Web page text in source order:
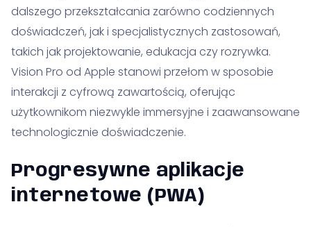
dalszego przekształcania zarówno codziennych
doświadczeń, jak i specjalistycznych zastosowań,
takich jak projektowanie, edukacja czy rozrywka.
Vision Pro od Apple stanowi przełom w sposobie
interakcji z cyfrową zawartością, oferując
użytkownikom niezwykle immersyjne i zaawansowane
technologicznie doświadczenie.
Progresywne aplikacje
internetowe (PWA)